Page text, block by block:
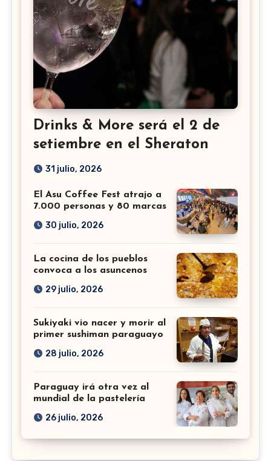
Drinks & More será el 2 de
setiembre en el Sheraton
31 julio, 2026
El Asu Coffee Fest atrajo a
7.000 personas y 80 marcas
30 julio, 2026
La cocina de los pueblos
convoca a los asuncenos
29 julio, 2026
Sukiyaki vio nacer y morir al
primer sushiman paraguayo
28 julio, 2026
Paraguay irá otra vez al
mundial de la pastelería
26 julio, 2026